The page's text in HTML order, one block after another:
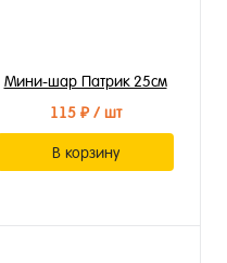
Мини-шар Патрик 25см
115 ₽/ шт
В корзину